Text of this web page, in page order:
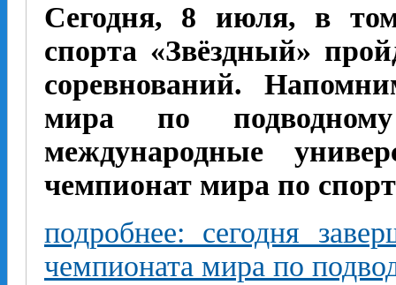
Сегодня, 8 июля, в
спорта «Звёздный»
соревнований.
мира по
международные
чемпионат мира по
подробнее: сегодня
чемпионата мира по